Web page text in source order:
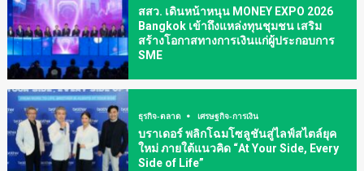
สสว. เดินหน้าหนุน MONEY EXPO 2026
Bangkok เข้าถึงแหล่งทุนชุมชน เสริม
สร้างโอกาสทางการเงินแก่ผู้ประกอบการ
SME
ธุรกิจ-ตลาด เศรษฐกิจ-การเงิน
บราเดอร์ พลิกโฉมโซลูชันสู่ไลฟ์สไตล์ยุค
ใหม่ ภายใต้แนวคิด “At Your Side, Every
Side of Life”